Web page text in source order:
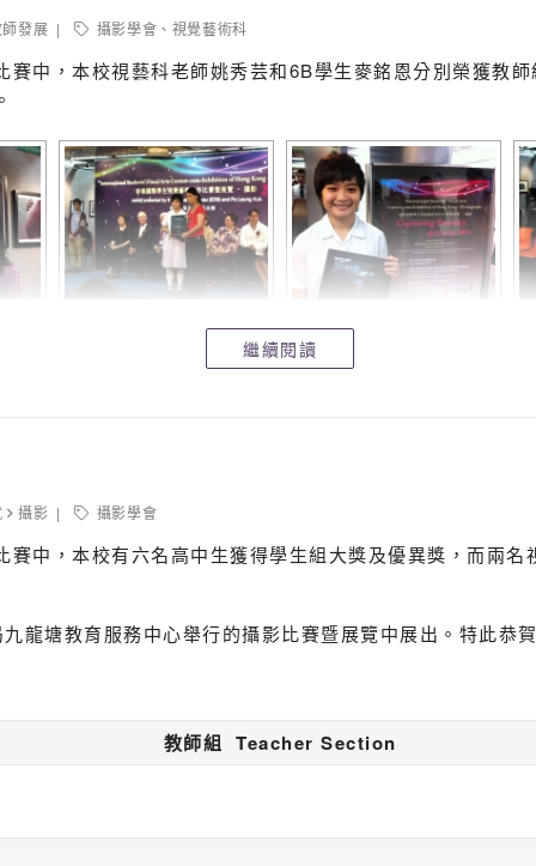
發展 攝影學會 、 視覺藝術科
中，本校視藝科老師姚秀芸和6B學生麥銘恩分別榮獲教
繼續閱讀
攝影 攝影學會
中，本校有六名高中生獲得學生組大獎及優異獎，而兩
龍塘教育服務中心舉行的攝影比賽暨展覽中展出。特此恭
教師組 Teacher Section